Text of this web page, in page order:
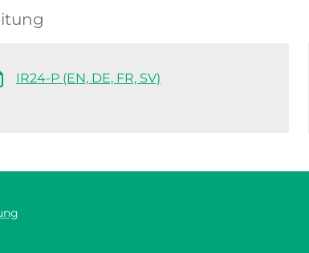
IR24-P (EN, DE, FR, SV)